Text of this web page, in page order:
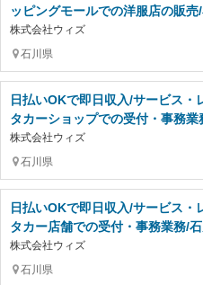
ッピングモールでの洋服店の販
株式会社ウィズ
石川県
日払いOKで即日収入/サービス
タカーショップでの受付・事務
株式会社ウィズ
石川県
日払いOKで即日収入/サービス
タカー店舗での受付・事務業務/
株式会社ウィズ
石川県